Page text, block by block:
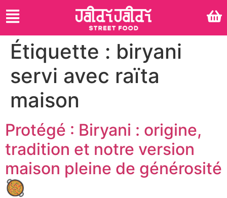
Étiquette : biryani
servi avec raïta
maison
Protégé : Biryani : origine,
tradition et notre version
maison pleine de générosité
🥘